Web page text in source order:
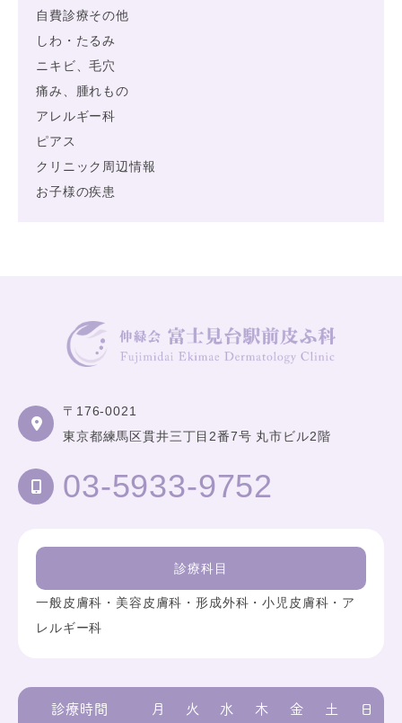
自費診療その他
しわ・たるみ
ニキビ、毛穴
痛み、腫れもの
アレルギー科
ピアス
クリニック周辺情報
お子様の疾患
〒176-0021
東京都練馬区貫井三丁目2番7号 丸市ビル2階
03-5933-9752
診療科目
一般皮膚科・美容皮膚科・形成外科・小児皮膚科・ア
レルギー科
診療時間 月 火 水 木 金 土 日